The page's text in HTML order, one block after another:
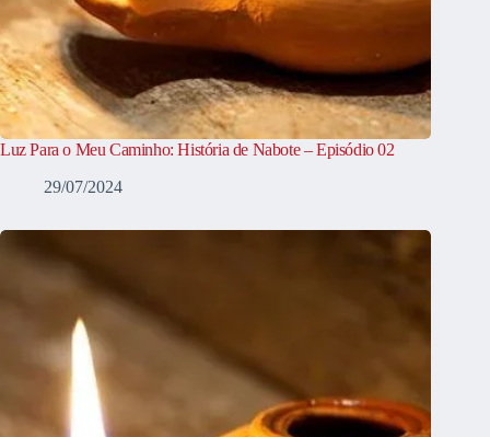
Luz Para o Meu Caminho: História de Nabote – Episódio 02
29/07/2024